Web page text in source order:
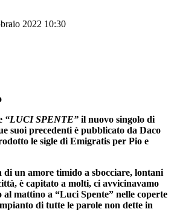
2022 10:30
“LUCI SPENTE” il nuovo singolo di
suoi precedenti è pubblicato da Daco
le sigle di Emigratis per Pio e
di un amore timido a sbocciare, lontani
è capitato a molti, ci avvicinavamo
al mattino a “Luci Spente” nelle coperte
di tutte le parole non dette in